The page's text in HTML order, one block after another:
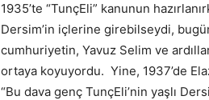
1935’te “TunçEli” kanunun
Dersim’in içlerine girebilseydi,
cumhuriyetin, Yavuz Selim ve
ortaya koyuyordu. Yine, 1937’de
“Bu dava genç TunçEli’nin yaşlı